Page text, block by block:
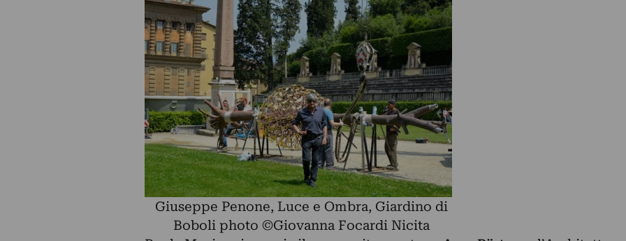
Giuseppe Penone, Luce e Ombra, Giardino di
Boboli photo ©Giovanna Focardi Nicita